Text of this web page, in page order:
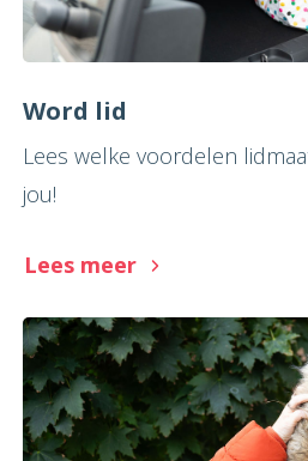
Word lid
Lees welke voordelen
jou!
Lees meer